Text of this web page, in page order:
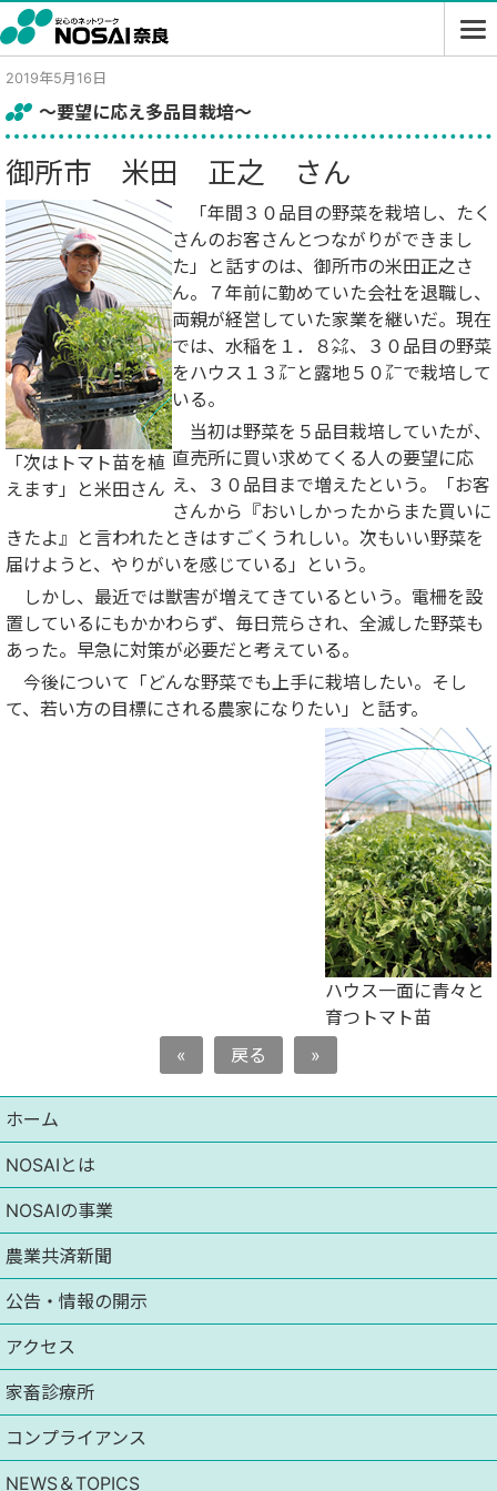
2019年5月16日
～要望に応え多品目栽培～
御所市 米田 正之 さん
「次はトマト苗を植
えます」と米田さん
「年間３０品目の野菜を栽培し、たく
さんのお客さんとつながりができまし
た」と話すのは、御所市の米田正之さ
ん。７年前に勤めていた会社を退職し、
両親が経営していた家業を継いだ。現在
では、水稲を１．８㌶、３０品目の野菜
をハウス１３㌃と露地５０㌃で栽培して
いる。
当初は野菜を５品目栽培していたが、
直売所に買い求めてくる人の要望に応
え、３０品目まで増えたという。「お客
さんから『おいしかったからまた買いに
きたよ』と言われたときはすごくうれしい。次もいい野菜を
届けようと、やりがいを感じている」という。
しかし、最近では獣害が増えてきているという。電柵を設
置しているにもかかわらず、毎日荒らされ、全滅した野菜も
あった。早急に対策が必要だと考えている。
今後について「どんな野菜でも上手に栽培したい。そし
て、若い方の目標にされる農家になりたい」と話す。
ハウス一面に青々と
育つトマト苗
«
戻る »
ホーム
NOSAIとは
NOSAIの事業
農業共済新聞
公告・情報の開示
アクセス
家畜診療所
コンプライアンス
NEWS＆TOPICS